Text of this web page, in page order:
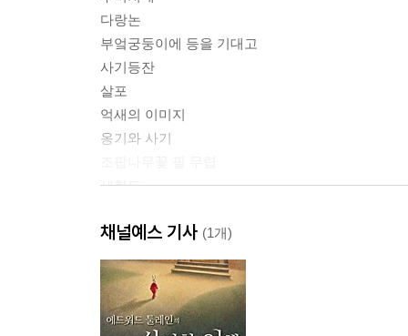
다랑논
부엌궁둥이에 등을 기대고
사기등잔
살포
억새의 이미지
옹기와 사기
세한도
제2부 혼효림
목도리
새벽의 거리
선배의 모습
채널예스 기사 (1개)